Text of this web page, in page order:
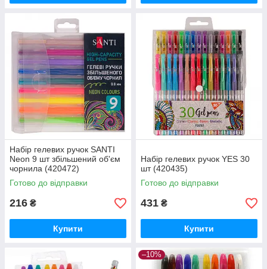
Набір гелевих ручок SANTI
Neon 9 шт збільшений об'єм
чорнила (420472)
Готово до відправки
216 ₴
Купити
Набір гелевих ручок YES 30
шт (420435)
Готово до відправки
431 ₴
Купити
–10%